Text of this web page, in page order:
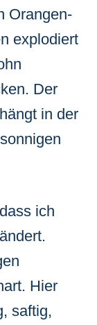
Orangen-
explodiert
Der
in der
ich
Hier
saftig,